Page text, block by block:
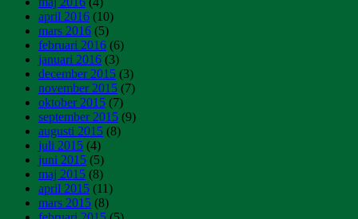
april 2016 (10)
mars 2016 (5)
februari 2016 (6)
januari 2016 (3)
december 2015 (3)
november 2015 (7)
oktober 2015 (7)
september 2015 (9)
augusti 2015 (8)
juli 2015 (4)
juni 2015 (5)
maj 2015 (8)
april 2015 (11)
mars 2015 (8)